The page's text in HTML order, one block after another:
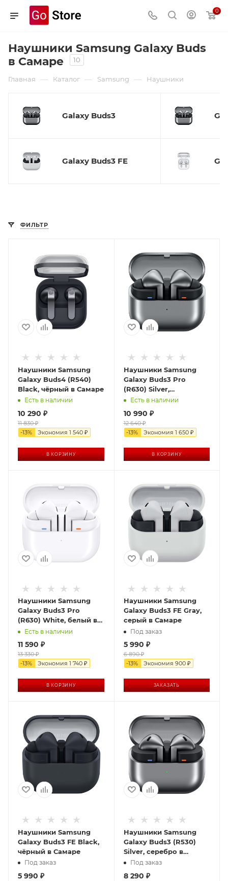
0
Наушники Samsung Galaxy Buds
в Самаре
10
Главная — Каталог — Samsung — Наушники
Galaxy Buds3
Galaxy Buds3 FE
ФИЛЬТР
Наушники Samsung
Galaxy Buds4 (R540)
Black, чёрный в Самаре
Есть в наличии
10 290 ₽
11 830₽
-13% Экономия 1 540 ₽
В КОРЗИНУ
Наушники Samsung
Galaxy Buds3 Pro
(R630) Silver,
серебристый в Самаре
Есть в наличии
10 990 ₽
12 640₽
-13% Экономия 1 650₽
В КОРЗИНУ
Наушники Samsung
Galaxy Buds3 Pro
(R630) White, белый в
Самаре
Есть в наличии
11 590 ₽
13 330₽
-13% Экономия 1 740 ₽
В КОРЗИНУ
Наушники Samsung
Galaxy Buds3 FE Gray,
серый в Самаре
Под заказ
5 990 ₽
6 890₽
-13% Экономия 900₽
ЗАКАЗАТЬ
Наушники Samsung
Galaxy Buds3 FE Black,
чёрный в Самаре
Под заказ
5 990 ₽
Наушники Samsung
Galaxy Buds3 (R530)
Silver, серебро в
Самаре
Под заказ
8 290 ₽